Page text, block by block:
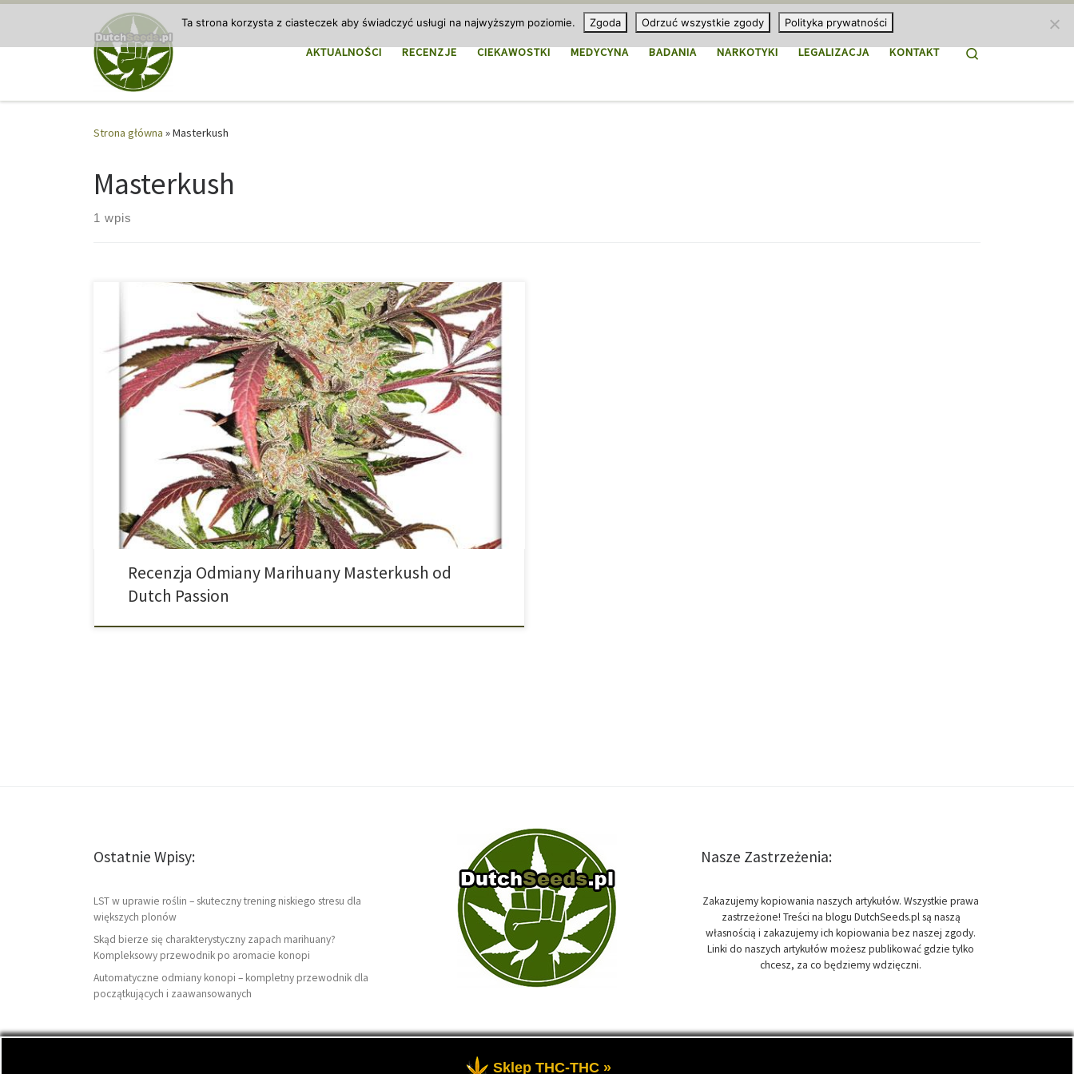
Przejdź do treści
AKTUALNOŚCI RECENZJE CIEKAWOSTKI MEDYCYNA BADANIA NARKOTYKI LEGALIZACJA KONTAKT Search
Strona główna »Masterkush
Masterkush
1 wpis
Masterkush od Dutch Passion – Klasyczna Indica z Rejonu Hindukuszu Masterkush to
ponadczasowa odmiana wywodząca się z górskich regionów Hindukuszu, stworzona z
myślą o hodowcach poszukujących niezawodnej, mocnej i stabilnej genetyki. Powstała
z połączenia dwóch tradycyjnych linii afgańskich i pakistańskich, zachowując wszystkie
cechy czystej indiki – odporność, zwarty wzrost, wysoką […]
Recenzja Odmiany Marihuany Masterkush od
Dutch Passion
Ostatnie Wpisy:
LST w uprawie roślin – skuteczny trening niskiego stresu dla
większych plonów
Skąd bierze się charakterystyczny zapach marihuany?
Kompleksowy przewodnik po aromacie konopi
Automatyczne odmiany konopi – kompletny przewodnik dla
początkujących i zaawansowanych
Nasze Zastrzeżenia:
Zakazujemy kopiowania naszych artykułów. Wszystkie prawa
zastrzeżone! Treści na blogu DutchSeeds.pl są naszą
własnością i zakazujemy ich kopiowania bez naszej zgody.
Linki do naszych artykułów możesz publikować gdzie tylko
chcesz, za co będziemy wdzięczni.
Ta strona korzysta z ciasteczek aby świadczyć usługi na najwyższym poziomie. Zgoda Odrzuć wszystkie zgody Polityka prywatności
Sklep THC-THC »